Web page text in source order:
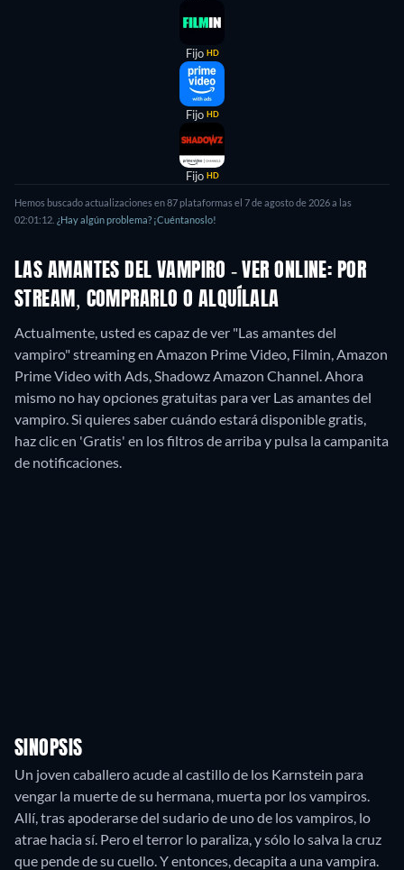
Fijo HD
Fijo HD
Fijo HD
Hemos buscado actualizaciones en87plataformas el 7 de agosto de 2026a las
02:01:12 ¿Hay algún problema? ¡Cuéntanoslo!
LAS AMANTES DEL VAMPIRO - VER ONLINE: POR
STREAM, COMPRARLO O ALQUÍLALA
Actualmente, usted es capaz de ver "Las amantes del
vampiro" streaming en Amazon Prime Video, Filmin, Amazon
Prime Video with Ads, Shadowz Amazon Channel.Ahora
mismo no hay opciones gratuitas para ver Las amantes del
vampiro. Si quieres saber cuándo estará disponible gratis,
haz clic en 'Gratis' en los filtros de arriba y pulsa la campanita
de notificaciones.
SINOPSIS
Un joven caballero acude al castillo de los Karnstein para
vengar la muerte de su hermana, muerta por los vampiros.
Allí, tras apoderarse del sudario de uno de los vampiros, lo
atrae hacia sí. Pero el terror lo paraliza, y sólo lo salva la cruz
que pende de su cuello. Y entonces, decapita a una vampira.